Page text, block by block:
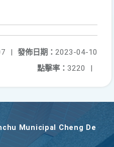
發佈日期： 2023-04-10
|
點擊率： 3220 |
Municipal Cheng De